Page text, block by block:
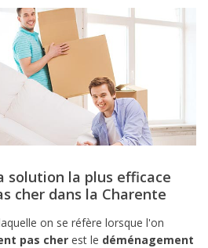
solution la plus efficace
cher dans la Charente
on se réfère lorsque l'on
pas cher est le déménagement